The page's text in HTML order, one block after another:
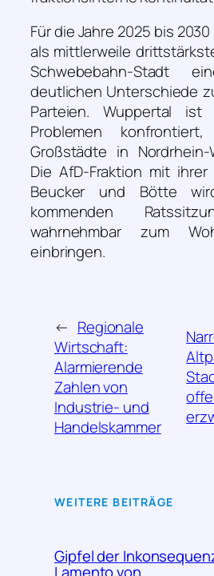
Für die Jahre 2025 bis
als mittlerweile
Schwebebahn-Stadt
deutlichen Unterschiede
Parteien. Wuppertal ist
Problemen
Großstädte in Nordrhein-
Die AfD-Fraktion mit ihrer
Beucker und Bötte
kommenden
wahrnehmbar zum
einbringen.
← Regionale
Wirtschaft:
Alarmierende
Zahlen von
Industrie- und
Handelskammer
WEITERE BEITRÄGE
Gipfel der
Lamento von